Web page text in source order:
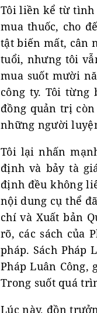
Tôi liền kể từ tình
mua thuốc, cho
tật biến mất, cân
tuổi, nhưng tôi
mua suốt mười
công ty. Tôi
đồng quản trị
những người
Tôi lại nhấn
định và bảy tà
định đều không
nội dung cụ thể
chí và Xuất bản
rõ, các sách của
pháp. Sách Pháp
Pháp Luân Công,
Trong suốt quá
Lúc này, đồn